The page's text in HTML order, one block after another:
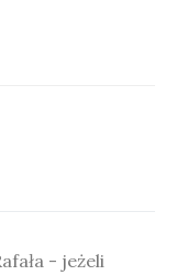
- jeżeli